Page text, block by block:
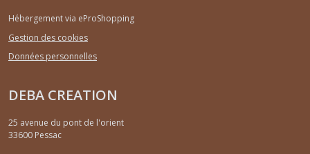
Hébergement via eProShopping
Gestion des cookies
Données personnelles
DEBA CREATION
25 avenue du pont de l'orient
33600 Pessac